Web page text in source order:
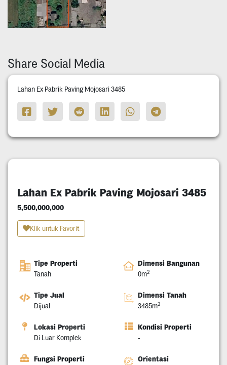
Share Social Media
Lahan Ex Pabrik Paving Mojosari 3485
Lahan Ex Pabrik Paving Mojosari 3485
5,500,000,000
Klik untuk Favorit
Tipe Properti
Tanah
Dimensi Bangunan
0m2
Tipe Jual
Dijual
Dimensi Tanah
3485m2
Lokasi Properti
Di Luar Komplek
Kondisi Properti
-
Fungsi Properti Orientasi